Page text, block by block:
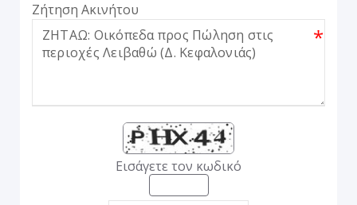
Ζήτηση Ακινήτου
*
Εισάγετε τον κωδικό